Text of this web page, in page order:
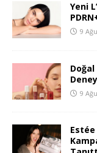
Yeni
9
9
Estée